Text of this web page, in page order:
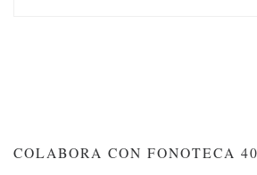
COLABORA CON FONOTECA 40